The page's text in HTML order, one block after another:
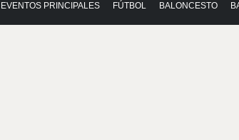
EVENTOS PRINCIPALES FÚTBOL BALONCESTO